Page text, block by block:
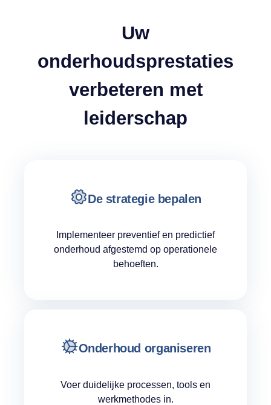
Uw
onderhoudsprestaties
verbeteren met
leiderschap
De strategie bepalen
Implementeer preventief en predictief
onderhoud afgestemd op operationele
behoeften.
Onderhoud organiseren
Voer duidelijke processen, tools en
werkmethodes in.